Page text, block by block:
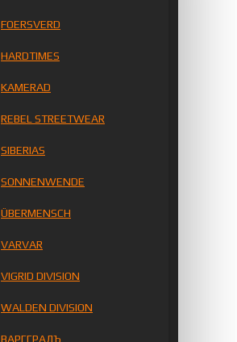
FOERSVERD
HARDTIMES
KAMERAD
REBEL STREETWEAR
SIBERIAS
SONNENWENDE
ÜBERMENSCH
VARVAR
VIGRID DIVISION
WALDEN DIVISION
ВАРГГРАДЪ